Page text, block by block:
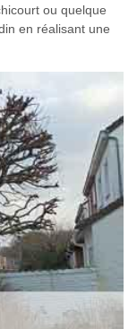
ou quelque
en réalisant une